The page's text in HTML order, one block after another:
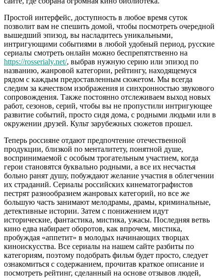
Простой интерфейс, доступность в любое время суток
позволит вам не спешить домой, чтобы посмотреть очередной
вышедший эпизод, вы насладитесь уникальными,
интригующими событиями в любой удобный период, русские
сериалы смотреть онлайн можно беспрепятственно на
https://rosserialy.net/, выбрав нужную серию или эпизод по
названию, жанровой категории, рейтингу, находящемуся
рядом с каждым предоставленным сюжетом. Мы всегда
следим за качеством изображения и синхронностью звукового
сопровождения. Также постоянно отслеживаем выход новых
работ, сезонов, серий, чтобы вы не пропустили интригующее
развитие событий, просто сидя дома, с родными людьми или в
окружении друзей. Культ зарубежных сюжетов прошел.
Теперь россияне отдают предпочтение отечественной
продукции, близкой по менталитету, понятной душе,
воспринимаемой с особым трогательным участием, когда
герои становятся буквально родными, а все их несчастья
больно ранят душу, побуждают желание участия в облегчении
их страданий. Сериалы российских кинематографистов
пестрят разнообразием жанровых категорий, но все же
большую часть занимают мелодрамы, драмы, криминальные,
детективные истории. Затем с понижением идут
исторические, фантастика, мистика, ужасы. Последняя ветвь
кино едва набирает оборотов, как впрочем, мистика,
пробуждая «аппетит» в молодых начинающих творцах
киноискусства. Все сериалы на нашем сайте разбиты по
категориям, поэтому подобрать фильм будет просто, следует
ознакомиться с содержанием, прочитав краткое описание и
посмотреть рейтинг, сделанный на основе отзывов людей,